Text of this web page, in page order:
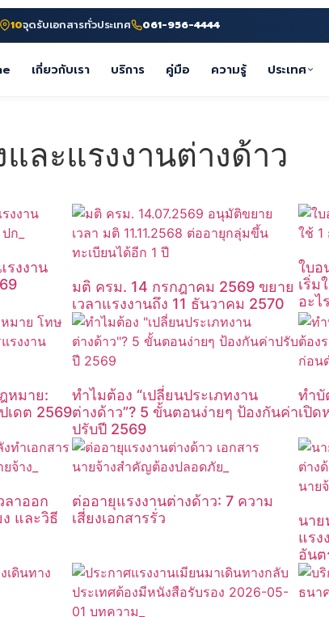
10จุดรับเอกสารทั่วประเทศ 061-956-4444
เกี่ยวกับเรา บริการ คู่มือ ความรู้ ประเทศ
ละแรงงานต่างด้าว
รงงาน
มติ ครม. 14 กรกฎาคม 2569 ขยาย
เวลาแรงงานถึง 11 ธันวาคม 2570
ใบอ
เริ่ม
อะไร
หมาย:
เดต 2569
ทำไมต้อง “เปลี่ยนประเภทงาน
ต่างด้าว”? 5 ขั้นตอนง่ายๆ ป้องกันค่า
ปรับปี 2569
ทำบั
เปิด
ลาออก
และวิธี
ต่ออายุแรงงานต่างด้าว: 7 ความ
เสี่ยงเอกสารรั่ว
นา
แร
อันต